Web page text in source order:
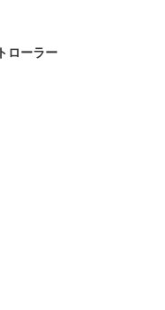
ローラー